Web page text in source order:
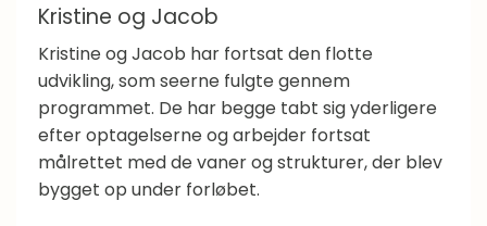
Kristine og Jacob
Kristine og Jacob har fortsat den flotte
udvikling, som seerne fulgte gennem
programmet. De har begge tabt sig yderligere
efter optagelserne og arbejder fortsat
målrettet med de vaner og strukturer, der blev
bygget op under forløbet.